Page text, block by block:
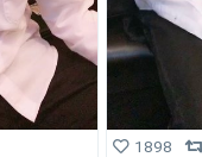
1898